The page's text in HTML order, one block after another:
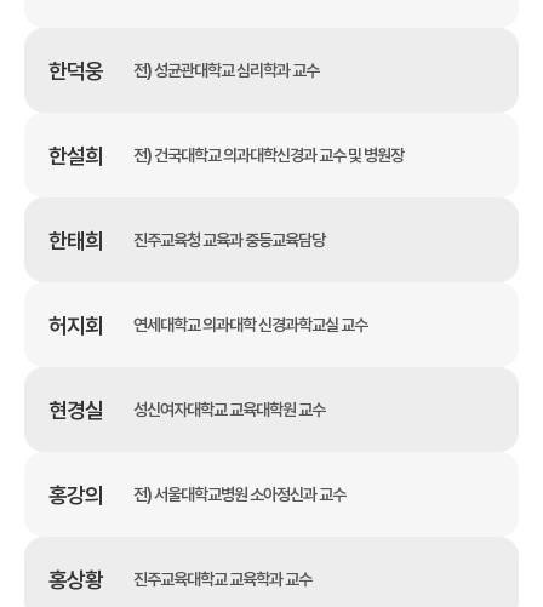
한덕웅 전) 성균관대학교 심리학과 교수
한설희 전) 건국대학교 의과대학신경과 교수 및 병원장
한태희 진주교육청 교육과 중등교육담당
허지회 연세대학교 의과대학 신경과학교실 교수
현경실 성신여자대학교 교육대학원 교수
홍강의 전) 서울대학교병원 소아정신과 교수
홍상황 진주교육대학교 교육학과 교수